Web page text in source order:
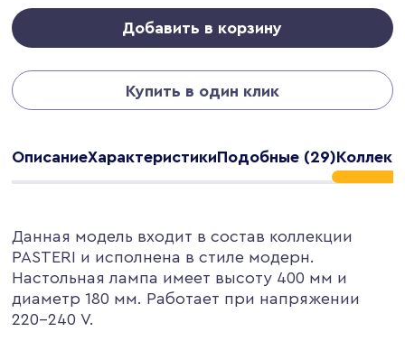
Добавить в корзину
Купить в один клик
ОписаниеХарактеристикиПодобные (29)
Данная модель входит в состав коллекции
PASTERI и исполнена в стиле модерн.
Настольная лампа имеет высоту 400 мм и
диаметр 180 мм. Работает при напряжении
220-240 V.